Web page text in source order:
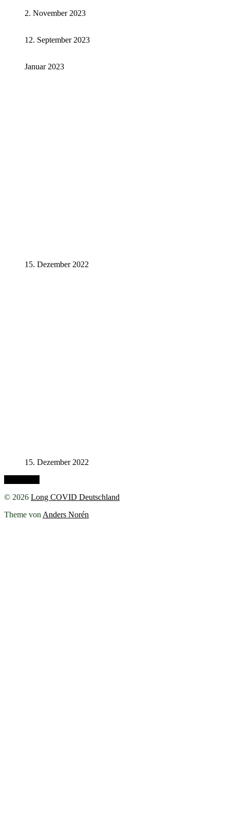
2. November 2023
12. September 2023
Januar 2023
15. Dezember 2022
15. Dezember 2022
© 2026 Long COVID Deutschland
Theme von Anders Norén